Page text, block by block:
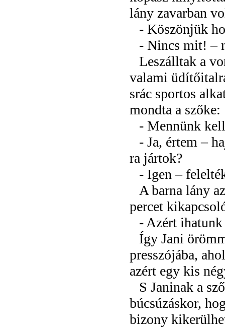
lány zavarban
- Köszönjük
- Nincs mit! –
Leszálltak a
valami
srác sportos
mondta a szőke:
- Mennünk
- Ja, értem –
ra jártok?
- Igen –
A barna lány
percet
- Azért
Így Jani
presszójába,
azért egy kis
S Janinak a
búcsúzáskor,
bizony